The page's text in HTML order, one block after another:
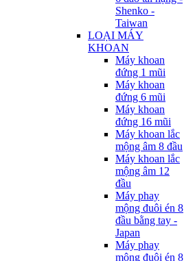
Shenko -
Taiwan
LOẠI MÁY
KHOAN
Máy khoan
đứng 1 mũi
Máy khoan
đứng 6 mũi
Máy khoan
đứng 16 mũi
Máy khoan lắc
mộng âm 8 đầu
Máy khoan lắc
mộng âm 12
đầu
Máy phay
mộng đuôi én 8
đầu bằng tay -
Japan
Máy phay
mộng đuôi én 8